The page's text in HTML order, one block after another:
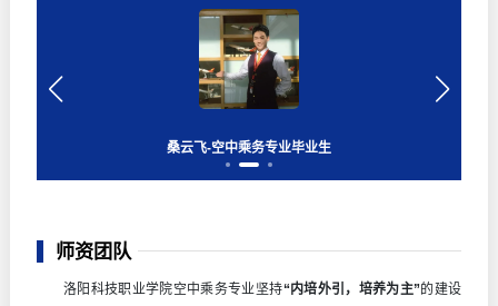
胡翀-空中乘务专业毕业生
桑云飞-空中乘务专业毕业生
王宇慧-空中乘务专业毕业生
师资团队
洛阳科技职业学院空中乘务专业坚持“内培外引，培养为主”的建设